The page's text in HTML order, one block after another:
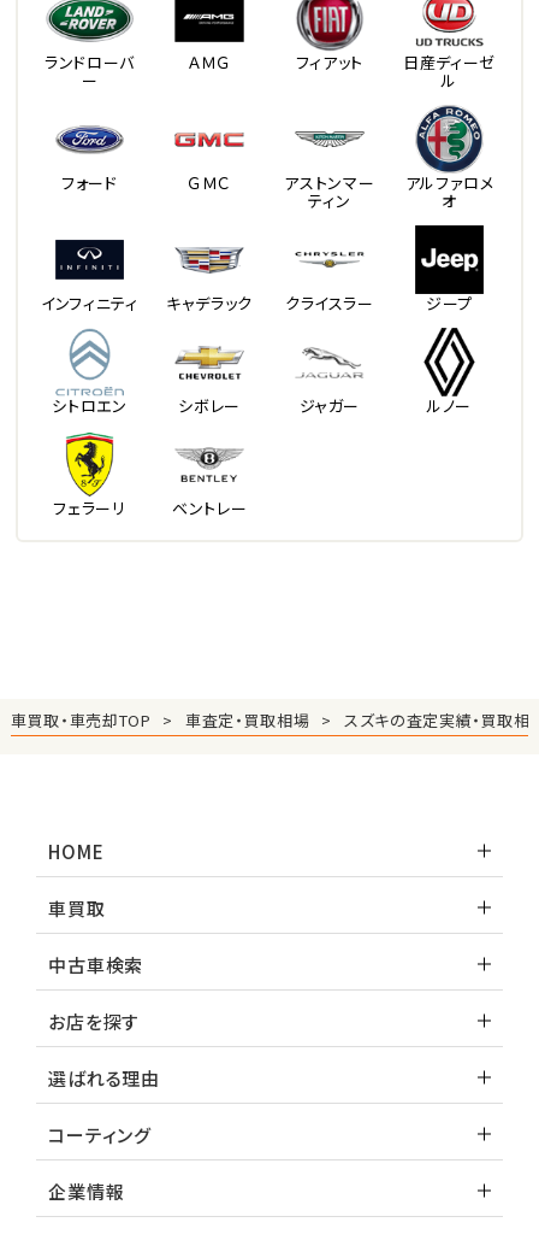
ランドローバ
ー
ＡＭＧ フィアット 日産ディーゼ
ル
フォード ＧＭＣ アストンマー
ティン
アルファロメ
オ
インフィニティ キャデラック クライスラー ジープ
シトロエン シボレー ジャガー ルノー
フェラーリ ベントレー
車買取・車売却TOP 車査定・買取相場 スズキの査定実績・買取相
HOME
車買取
中古車検索
お店を探す
選ばれる理由
コーティング
企業情報